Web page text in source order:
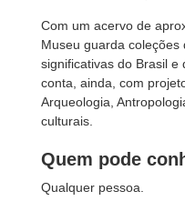
Com um acervo de
Museu guarda
significativas do Brasil e
conta, ainda, com
Arqueologia,
culturais.
Quem pode
Qualquer pessoa.